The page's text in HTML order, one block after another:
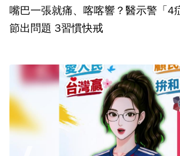
嘴巴一張就痛、喀喀響？醫示警「4
節出問題 3習慣快戒